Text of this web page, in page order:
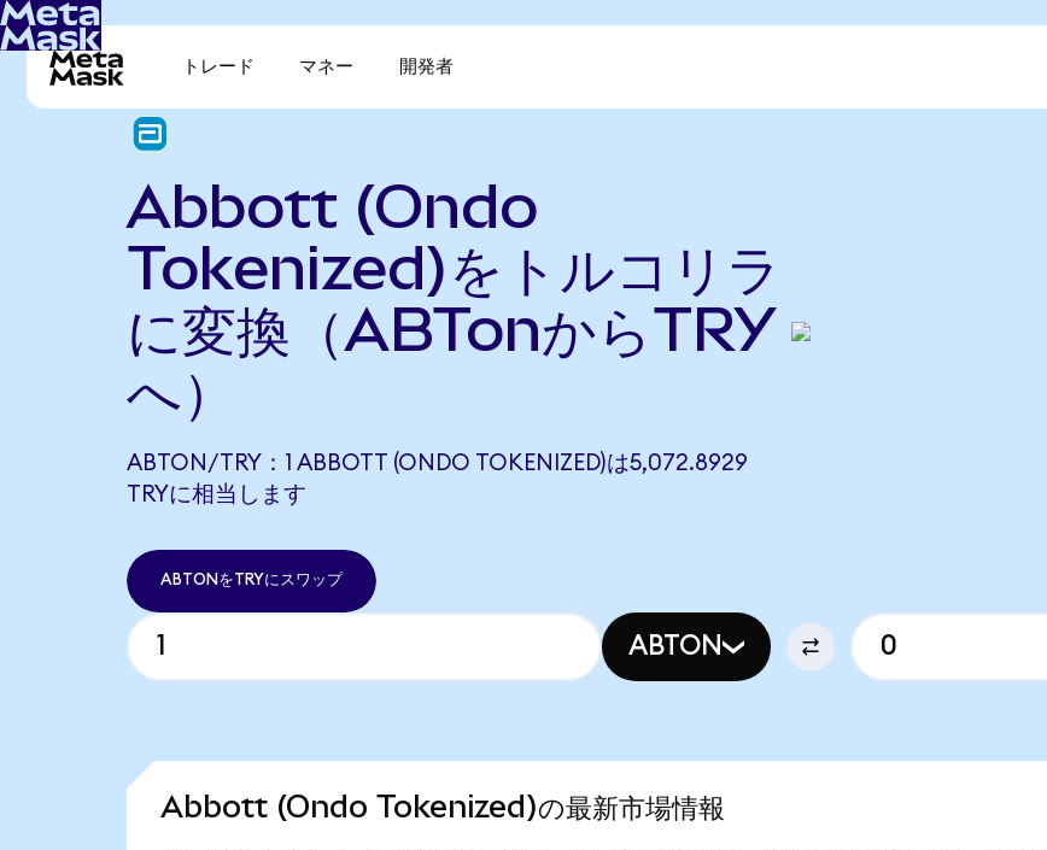
トレード マネー 開発者
Abbott (Ondo
Tokenized)をトルコリラ
に変換（ABTonからTRY
へ）
ABTON/TRY：1 ABBOTT (ONDO TOKENIZED)は5,072.8929
TRYに相当します
ABTONをTRYにスワップ
ABTON
Abbott (Ondo Tokenized)の最新市場情報